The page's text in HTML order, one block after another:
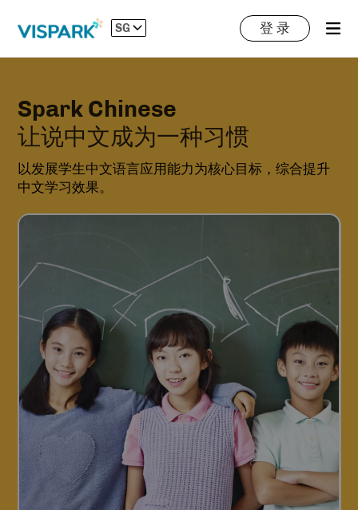
SG 登 录
Spark Chinese
让说中文成为一种习惯
以发展学生中文语言应用能力为核心目标，综合提升
中文学习效果。